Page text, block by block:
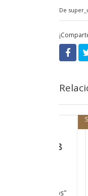
De
parte 7